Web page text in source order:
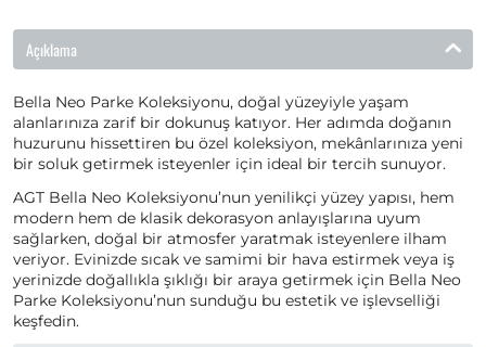
Açıklama
Bella Neo Parke Koleksiyonu, doğal yüzeyiyle yaşam
alanlarınıza zarif bir dokunuş katıyor. Her adımda doğanın
huzurunu hissettiren bu özel koleksiyon, mekânlarınıza yeni
bir soluk getirmek isteyenler için ideal bir tercih sunuyor.
AGT Bella Neo Koleksiyonu’nun yenilikçi yüzey yapısı, hem
modern hem de klasik dekorasyon anlayışlarına uyum
sağlarken, doğal bir atmosfer yaratmak isteyenlere ilham
veriyor. Evinizde sıcak ve samimi bir hava estirmek veya iş
yerinizde doğallıkla şıklığı bir araya getirmek için Bella Neo
Parke Koleksiyonu’nun sunduğu bu estetik ve işlevselliği
keşfedin.